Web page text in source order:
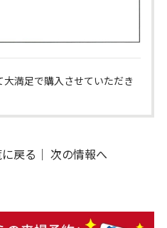
満足で購入させていただき
戻る ｜ 次の情報へ